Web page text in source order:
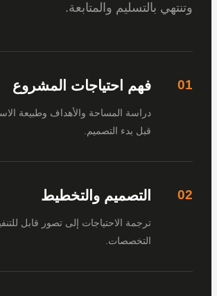
بالتسليم والمتابعة.
فهم احتياجات المشروع
دراسة المساحة والأهداف وطبيعة الاستخدام
قبل بدء التصميم.
التصميم والتخطيط
ترجمة الاحتياجات إلى تصور قابل للتنفيذ مع
التخصصات.